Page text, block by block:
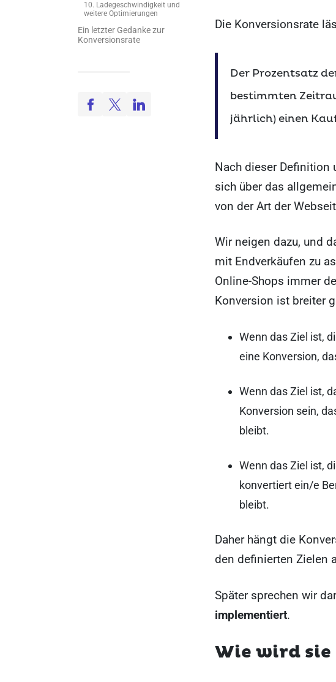
10. Ladegeschwindigkeit und
weitere Optimierungen
Ein letzter Gedanke zur
Konversionsrate
Die Konversionsrate
Der Prozentsatz
bestimmten
jährlich) einen
Nach dieser Definition
sich über das
von der Art der
Wir neigen dazu, und
mit Endverkäufen zu
Online-Shops immer
Konversion ist breiter
Wenn das Ziel ist,
eine Konversion,
Wenn das Ziel ist,
Konversion sein,
bleibt.
Wenn das Ziel ist,
konvertiert ein/e
bleibt.
Daher hängt die
den definierten Zielen
Später sprechen wir
implementiert.
Wie wird sie